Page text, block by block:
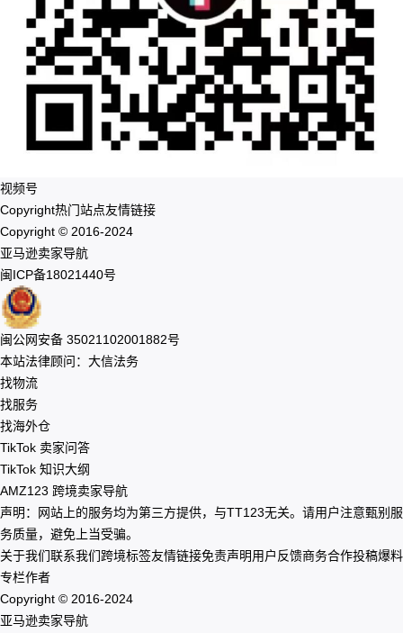
视频号
Copyright热门站点友情链接
Copyright © 2016-2024
亚马逊卖家导航
闽ICP备18021440号
闽公网安备 35021102001882号
本站法律顾问：大信法务
找物流
找服务
找海外仓
TikTok 卖家问答
TikTok 知识大纲
AMZ123 跨境卖家导航
声明：网站上的服务均为第三方提供，与TT123无关。请用户注意甄别服
务质量，避免上当受骗。
关于我们联系我们跨境标签友情链接免责声明用户反馈商务合作投稿爆料
专栏作者
Copyright © 2016-2024
亚马逊卖家导航